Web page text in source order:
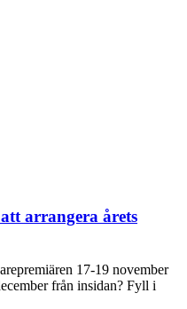
arrangera årets
17-19 november
från insidan? Fyll i